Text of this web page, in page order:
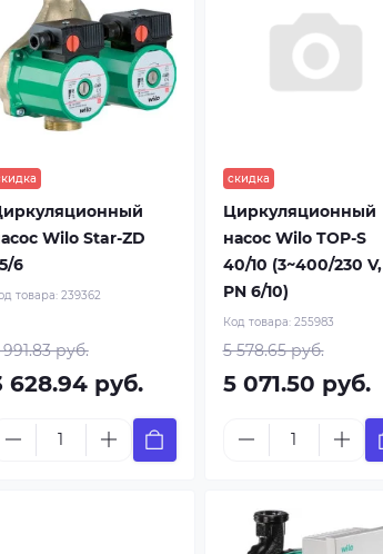
Wilo Star-ZD
6
товара: 239362
руб.
628.94 руб.
скидка
Циркуляционный
насос Wilo TOP-S
40/10 (3~400/230 V,
PN 6/10)
Код товара: 255983
5 578.65 руб.
5 071.50 руб.